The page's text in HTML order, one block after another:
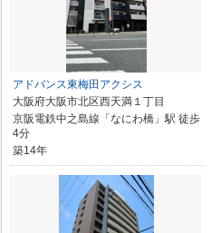
アドバンス東梅田アクシス
大阪府大阪市北区西天満１丁目
京阪電鉄中之島線「なにわ橋」駅 徒歩
4分
築14年